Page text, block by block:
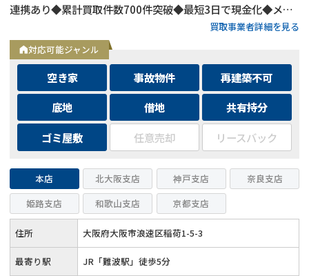
連携あり◆累計買取件数700件突破◆最短3日で現金化◆メー
買取事業者詳細を見る
対応可能ジャンル
空き家 事故物件
再建築不可
底地
借地
共有持分
ゴミ屋敷
任意売却 リースバック
本店 北大阪支店 神戸支店
奈良支店
姫路支店
和歌山支店 京都支店
住所 大阪府大阪市浪速区稲荷1-5-3
最寄り駅 JR「難波駅」徒歩5分